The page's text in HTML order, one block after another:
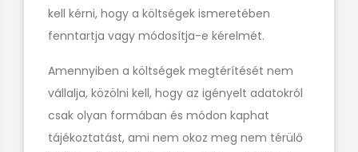
kell kérni, hogy a költségek ismeretében
fenntartja vagy módosítja-e kérelmét.
Amennyiben a költségek megtérítését nem
vállalja, közölni kell, hogy az igényelt adatokról
csak olyan formában és módon kaphat
tájékoztatást, ami nem okoz meg nem térülő